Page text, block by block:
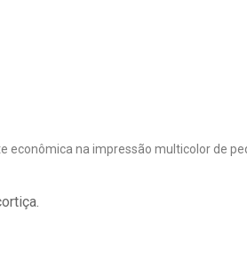
na impressão multicolor de